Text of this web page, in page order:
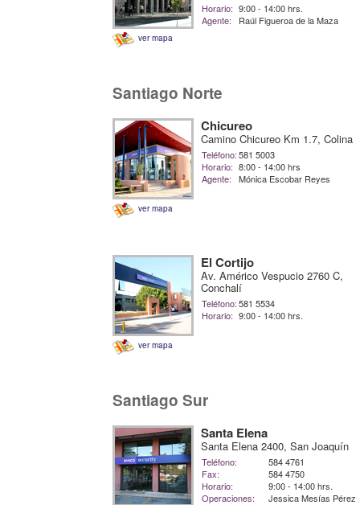
ver mapa
Horario: 9:00 - 14:00 hrs.
Agente:
Raúl Figueroa de la Maza
Santiago Norte
ver mapa
Chicureo
Camino Chicureo Km 1.7, Colina
Teléfono:581 5003
Horario: 8:00 - 14:00 hrs
Agente:
Mónica Escobar Reyes
ver mapa
El Cortijo
Av. Américo Vespucio 2760 C,
Conchalí
Teléfono:581 5534
Horario: 9:00 - 14:00 hrs.
Santiago Sur
Santa Elena
Santa Elena 2400, San Joaquín
Teléfono:
584 4761
Fax:
584 4750
Horario:
9:00 - 14:00 hrs.
Operaciones:
Jessica Mesías Pérez